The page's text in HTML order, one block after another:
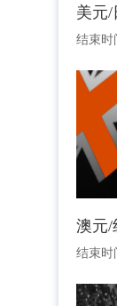
结束时
结束时